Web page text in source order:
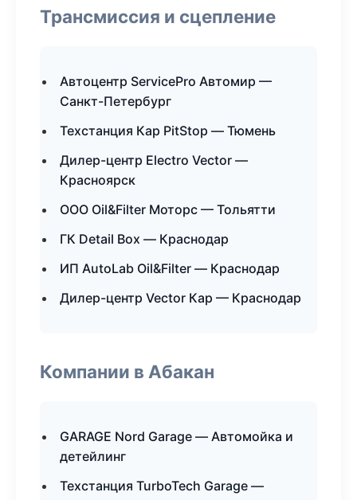
Трансмиссия и сцепление
Автоцентр ServicePro Автомир —
Санкт-Петербург
Техстанция Кар PitStop — Тюмень
Дилер-центр Electro Vector —
Красноярск
ООО Oil&Filter Моторс — Тольятти
ГК Detail Box — Краснодар
ИП AutoLab Oil&Filter — Краснодар
Дилер-центр Vector Кар — Краснодар
Компании в Абакан
GARAGE Nord Garage — Автомойка и
детейлинг
Техстанция TurboTech Garage —